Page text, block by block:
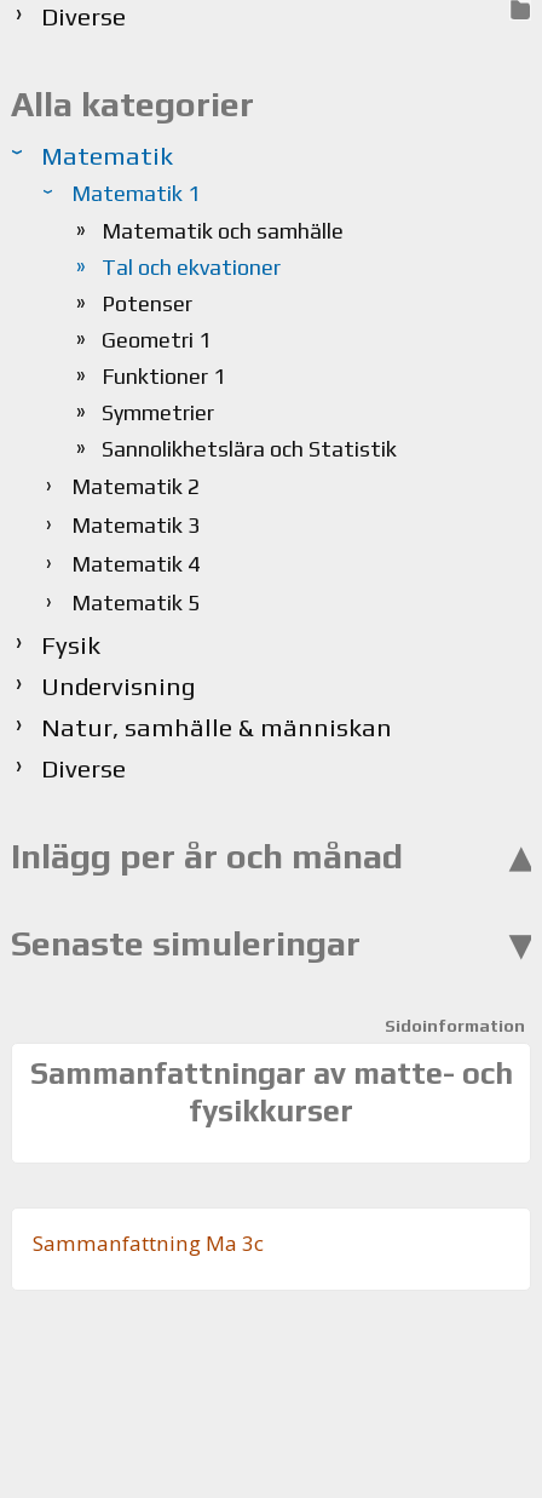
Diverse
Alla kategorier
Matematik
Matematik 1
Matematik och samhälle
Tal och ekvationer
Potenser
Geometri 1
Funktioner 1
Symmetrier
Sannolikhetslära och Statistik
Matematik 2
Matematik 3
Matematik 4
Matematik 5
Fysik
Undervisning
Natur, samhälle & människan
Diverse
Inlägg per år och månad
Senaste simuleringar
Sidoinformation
Sammanfattningar av matte- och
fysikkurser
Sam­man­fatt­ning Ma 3c